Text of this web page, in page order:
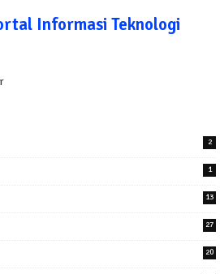
Informasi Teknologi
2
1
13
27
20